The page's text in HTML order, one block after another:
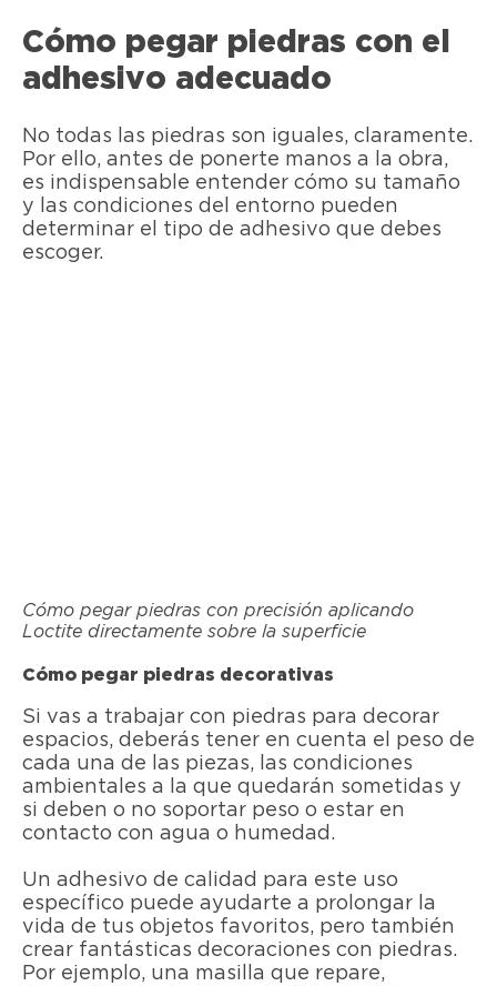
Cómo pegar piedras con el
adhesivo adecuado
No todas las piedras son iguales, claramente.
Por ello, antes de ponerte manos a la obra,
es indispensable entender cómo su tamaño
y las condiciones del entorno pueden
determinar el tipo de adhesivo que debes
escoger.
Cómo pegar piedras con precisión aplicando
Loctite directamente sobre la superficie
Cómo pegar piedras decorativas
Si vas a trabajar con piedras para decorar
espacios, deberás tener en cuenta el peso de
cada una de las piezas, las condiciones
ambientales a la que quedarán sometidas y
si deben o no soportar peso o estar en
contacto con agua o humedad.
Un adhesivo de calidad para este uso
específico puede ayudarte a prolongar la
vida de tus objetos favoritos, pero también
crear fantásticas decoraciones con piedras.
Por ejemplo, una masilla que repare,